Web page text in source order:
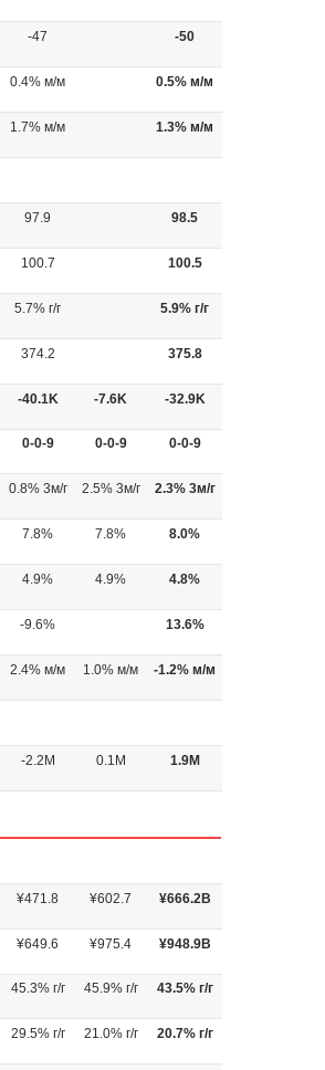
-47 -50
0.4% м/м 0.5% м/м
1.7% м/м 1.3% м/м
97.9 98.5
100.7 100.5
5.7% г/г 5.9% г/г
374.2 375.8
-40.1K -7.6K -32.9K
0-0-9 0-0-9 0-0-9
0.8% 3м/г 2.5% 3м/г 2.3% 3м/г
7.8% 7.8% 8.0%
4.9% 4.9% 4.8%
-9.6% 13.6%
2.4% м/м 1.0% м/м -1.2% м/м
-2.2M 0.1M 1.9M
¥471.8 ¥602.7 ¥666.2B
¥649.6 ¥975.4 ¥948.9B
45.3% г/г 45.9% г/г 43.5% г/г
29.5% г/г 21.0% г/г 20.7% г/г